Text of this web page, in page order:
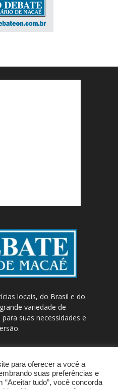
locais, do Brasil e do
variedade de
suas necessidades e
/
para oferecer a você a
suas preferências e
tudo”, você concorda